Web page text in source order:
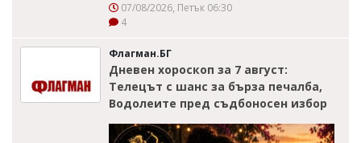
07/08/2026, Петък 06:30
4
Флагман.БГ
Дневен хороскоп за 7 август:
Телецът с шанс за бърза печалба,
Водолеите пред съдбоносен избор